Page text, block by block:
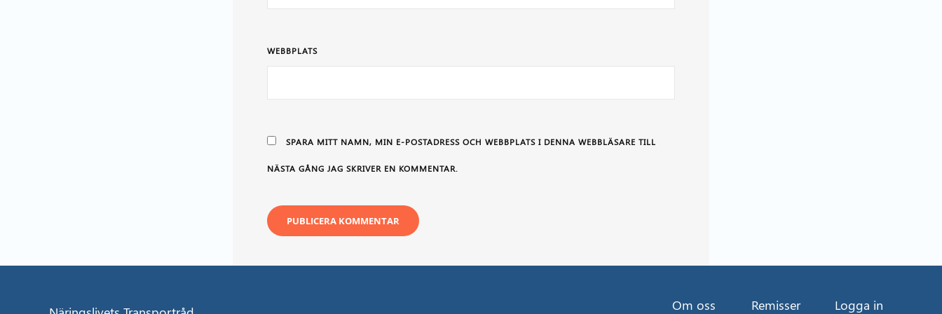
WEBBPLATS
SPARA MITT NAMN, MIN E-POSTADRESS OCH WEBBPLATS I DENNA WEBBLÄSARE TILL
NÄSTA GÅNG JAG SKRIVER EN KOMMENTAR.
Om oss Remisser Logga in